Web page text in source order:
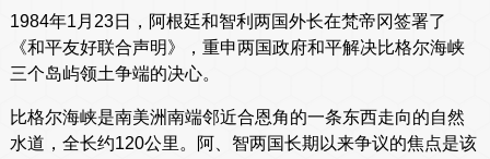
1984年1月23日，阿根廷和智利两国外长在梵帝冈签署了
《和平友好联合声明》，重申两国政府和平解决比格尔海峡
三个岛屿领土争端的决心。
比格尔海峡是南美洲南端邻近合恩角的一条东西走向的自然
水道，全长约120公里。阿、智两国长期以来争议的焦点是该